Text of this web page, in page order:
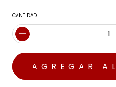
CANTIDAD